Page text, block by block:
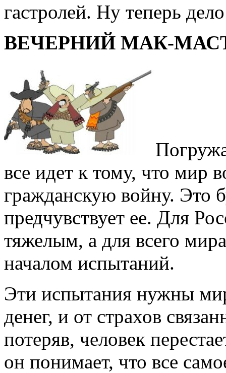
гастролей. Ну теперь
ВЕЧЕРНИЙ МАК-
все идет к тому, что мир
гражданскую войну. Это
предчувствует ее. Для
тяжелым, а для всего
началом испытаний.
Эти испытания нужны
денег, и от страхов
потеряв, человек
он понимает, что все